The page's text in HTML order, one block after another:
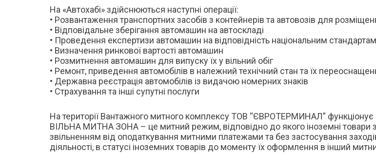
На «Автохабі» здійснюються наступні операції:
• Розвантаження транспортних засобів з контейнерів та автовозів для
• Відповідальне зберігання автомашин на автоскладі
• Проведення експертизи автомашин на відповідність національним
• Визначення ринкової вартості автомашин
• Розмитнення автомашин для випуску їх у вільний обіг
• Ремонт, приведення автомобілів в належний технічний стан та їх
• Державна реєстрація автомобілів із видачою номерних знаків
• Страхування та інші супутні послуги
На території Вантажного митного комплексу ТОВ “ЄВРОТЕРМИНАЛ”
ВІЛЬНА МИТНА ЗОНА – це митний режим, відповідно до якого іноземні товари
звільненням від оподаткування митними платежами та без застосування
діяльності, в статусі іноземних товарів до моменту їх оформлення в інший